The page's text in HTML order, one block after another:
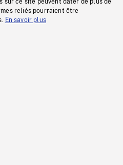
sur ce site peuvent dater de plus de
reliés pourraient être
En savoir plus